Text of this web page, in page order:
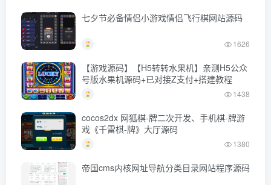
七夕节必备情侣小游戏情侣飞行棋网站源码
1626
【游戏源码】【H5转转水果机】亲测H5公众
号版水果机源码+已对接Z支付+搭建教程
1438
cocos2dx 网狐棋-牌二次开发、手机棋-牌游
戏《千雷棋-牌》大厅源码
1380
帝国cms内核网址导航分类目录网站程序源码